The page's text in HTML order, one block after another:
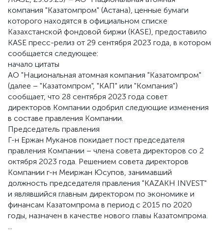
компания "Казатомпром" (Астана), ценные бумаги
которого находятся в официальном списке
Казахстанской фондовой биржи (KASE), предоставило
KASE пресс-релиз от 29 сентября 2023 года, в котором
сообщается следующее:
начало цитаты
АО "Национальная атомная компания "Казатомпром"
(далее – "Казатомпром", "КАП" или "Компания")
сообщает, что 28 сентября 2023 года совет
директоров Компании одобрил следующие изменения
в составе правления Компании.
Председатель правления
Г-н Ержан Муканов покидает пост председателя
правления Компании – члена совета директоров со 2
октября 2023 года. Решением совета директоров
Компании г-н Меиржан Юсупов, занимавший
должность председателя правления "KAZAKH INVEST"
и являвшийся главным директором по экономике и
финансам Казатомпрома в период с 2015 по 2020
годы, назначен в качестве нового главы Казатомпрома.
...